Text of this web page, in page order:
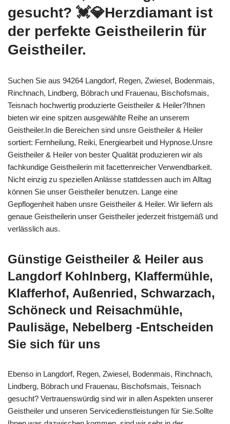
gesucht? 💓️💎Herzdiamant ist
der perfekte Geistheilerin für
Geistheiler.
Suchen Sie aus 94264 Langdorf, Regen, Zwiesel, Bodenmais,
Rinchnach, Lindberg, Böbrach und Frauenau, Bischofsmais,
Teisnach hochwertig produzierte Geistheiler & Heiler?Ihnen
bieten wir eine spitzen ausgewählte Reihe an unserem
Geistheiler.In die Bereichen sind unsre Geistheiler & Heiler
sortiert: Fernheilung, Reiki, Energiearbeit und Hypnose.Unsre
Geistheiler & Heiler von bester Qualität produzieren wir als
fachkundige Geistheilerin mit facettenreicher Verwendbarkeit.
Nicht einzig zu speziellen Anlässe stattdessen auch im Alltag
können Sie unser Geistheiler benutzen. Lange eine
Gepflogenheit haben unsre Geistheiler & Heiler. Wir liefern als
genaue Geistheilerin unser Geistheiler jederzeit fristgemäß und
verlässlich aus.
Günstige Geistheiler & Heiler aus
Langdorf Kohlnberg, Klaffermühle,
Klafferhof, Außenried, Schwarzach,
Schöneck und Reisachmühle,
Paulisäge, Nebelberg -Entscheiden
Sie sich für uns
Ebenso in Langdorf, Regen, Zwiesel, Bodenmais, Rinchnach,
Lindberg, Böbrach und Frauenau, Bischofsmais, Teisnach
gesucht? Vertrauenswürdig sind wir in allen Aspekten unserer
Geistheiler und unseren Servicedienstleistungen für Sie.Sollte